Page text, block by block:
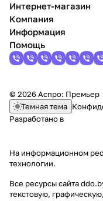
Интернет-магазин
Компания
Информация
Помощь
© 2026 Аспро: Премьер
Темная тема
Разработано в
На информационном
технологии.
Все ресурсы сайта
текстовую,